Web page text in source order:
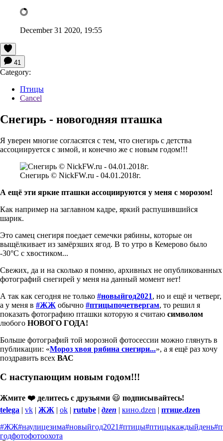
December 31 2020, 19:55
41
Category:
Птицы
Cancel
Снегирь - новогодняя пташка
Я уверен многие согласятся с тем, что снегирь с детства
ассоциируется с зимой, и конечно же с новым годом!!!
Снегирь © NickFW.ru - 04.01.2018г.
А ещё эти яркие пташки ассоциируются у меня с морозом!
Как например на заглавном кадре, яркий распушившийся
шарик.
Это самец снегиря поедает семечки рябины, которые он
выщёлкивает из замёрзших ягод. В то утро в Кемерово было
-30°С с хвостиком...
Свежих, да и на сколько я помню, архивных не опубликованных
фотографий снегирей у меня на данный момент нет!
А так как сегодня не только #новыйгод2021, но и ещё и четверг,
а у меня в #ЖЖ обычно #птицыпочетвергам, то решил я
показать фотографию пташки которую я считаю символом
любого НОВОГО ГОДА!
Больше фотографий той морозной фотосессии можно глянуть в
публикации: «Мороз хвоя рябина снегири...», а я ещё раз хочу
поздравить всех ВАС
С наступающим новым годом!!!
Жмите ❤️ делитесь с друзьями 😃 подписывайтесь!
telega | vk | ЖЖ | ok | rutube | дzen | кино.dzen | птице.dzen
#ЖЖ#наулицезима#новыйгод2021#птицы#птицыкаждыйдень
годфотофотоохота